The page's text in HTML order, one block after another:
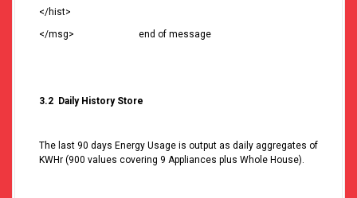
</hist>
</msg> end of message
3.2 Daily History Store
The last 90 days Energy Usage is output as daily aggregates of
KWHr (900 values covering 9 Appliances plus Whole House).